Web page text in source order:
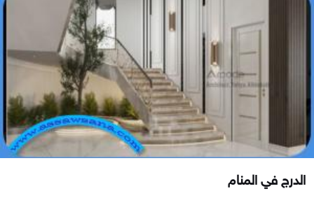
الدرج في المنام